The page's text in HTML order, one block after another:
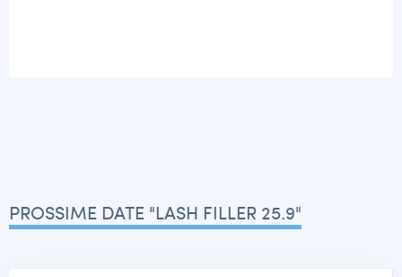
PROSSIME DATE "LASH FILLER 25.9"